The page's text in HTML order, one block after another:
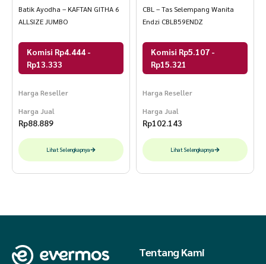
Batik Ayodha – KAFTAN GITHA 6
ALLSIZE JUMBO
Komisi Rp4.444 -
Rp13.333
Harga Reseller
Harga Jual
Rp88.889
Lihat Selengkapnya
CBL – Tas Selempang Wanita
Endzi CBLB59ENDZ
Komisi Rp5.107 -
Rp15.321
Harga Reseller
Harga Jual
Rp102.143
Lihat Selengkapnya
Tentang Kami